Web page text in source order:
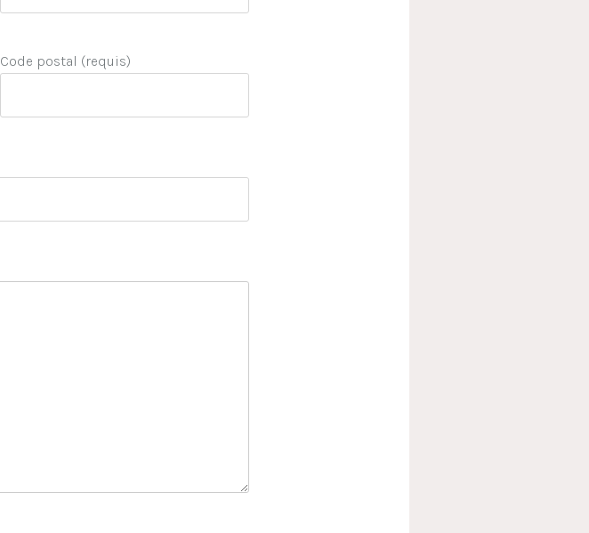
Code postal (requis)